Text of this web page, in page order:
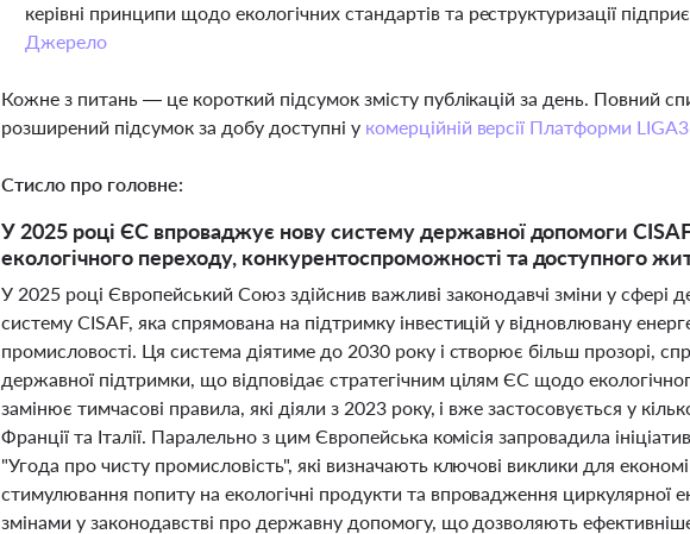
керівні принципи щодо екологічних стандартів та реструктуризації
Джерело
Кожне з питань — це короткий підсумок змісту публікацій за день. Повний
розширений підсумок за добу доступні у комерційній версії Платформи
Стисло про головне:
У 2025 році ЄС впроваджує нову систему державної допомоги
екологічного переходу, конкурентоспроможності та доступного
У 2025 році Європейський Союз здійснив важливі законодавчі зміни у сфері
систему CISAF, яка спрямована на підтримку інвестицій у відновлювану
промисловості. Ця система діятиме до 2030 року і створює більш прозорі,
державної підтримки, що відповідає стратегічним цілям ЄС щодо
замінює тимчасові правила, які діяли з 2023 року, і вже застосовується у
Франції та Італії. Паралельно з цим Європейська комісія запровадила
"Угода про чисту промисловість", які визначають ключові виклики для
стимулювання попиту на екологічні продукти та впровадження циркулярної
змінами у законодавстві про державну допомогу, що дозволяють